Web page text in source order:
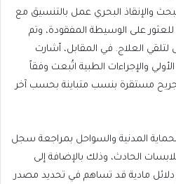
والإنقاذ البحري عمل بالتنسيق مع
للعثور على الوسيطة المفقودة، وتم
العلاج. في المقابل، أشارت
والإجراءات الطبية اتُبعت وفقاً
مستقرة بنسب متباينة بحسب آخر
المدنية والسواحل بمراجعة سجل
الحادث، وذلك بالإضافة إلى
مادية قد تساهم في تحديد مصدر